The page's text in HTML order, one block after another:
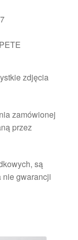
zdjęcia
zamówionej
przez
są
nie gwarancji